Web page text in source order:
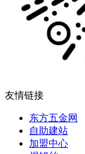
友情链接
东方五金网
自助建站
加盟中心